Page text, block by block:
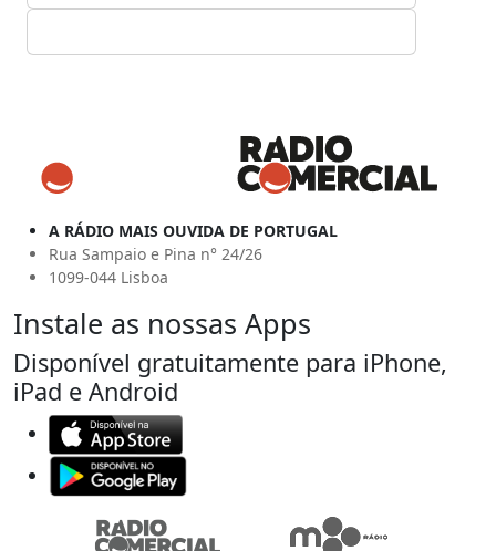
A RÁDIO MAIS OUVIDA DE PORTUGAL
Rua Sampaio e Pina n° 24/26
1099-044 Lisboa
Instale as nossas Apps
Disponível gratuitamente para iPhone,
iPad e Android